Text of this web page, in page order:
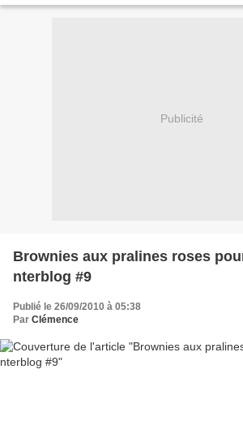
Publicité
Brownies aux pralines roses
nterblog #9
Publié le 26/09/2010 à 05:38
Par Clémence